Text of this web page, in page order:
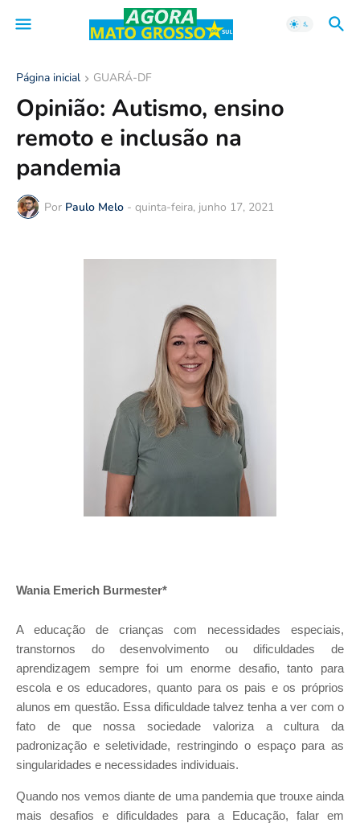
Página inicial GUARÁ-DF
Opinião: Autismo, ensino
remoto e inclusão na
pandemia
Por Paulo Melo - quinta-feira, junho 17, 2021
Wania Emerich Burmester*
A educação de crianças com necessidades especiais,
transtornos do desenvolvimento ou dificuldades de
aprendizagem sempre foi um enorme desafio, tanto para
escola e os educadores, quanto para os pais e os próprios
alunos em questão. Essa dificuldade talvez tenha a ver com o
fato de que nossa sociedade valoriza a cultura da
padronização e seletividade, restringindo o espaço para as
singularidades e necessidades individuais.
Quando nos vemos diante de uma pandemia que trouxe ainda
mais desafios e dificuldades para a Educação, falar em